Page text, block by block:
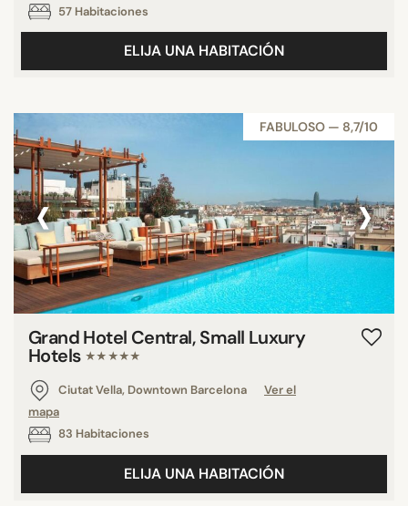
57 Habitaciones
ELIJA UNA HABITACIÓN
FABULOSO — 8,7/10
‹ ›
Grand Hotel Central, Small Luxury
Hotels ★★★★★
Ciutat Vella, Downtown Barcelona
Ver el
mapa
83 Habitaciones
ELIJA UNA HABITACIÓN